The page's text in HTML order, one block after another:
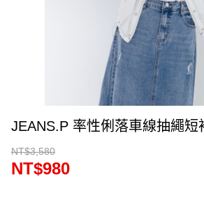
JEANS.P 率性俐落車線抽繩短
NT$3,580
NT$980